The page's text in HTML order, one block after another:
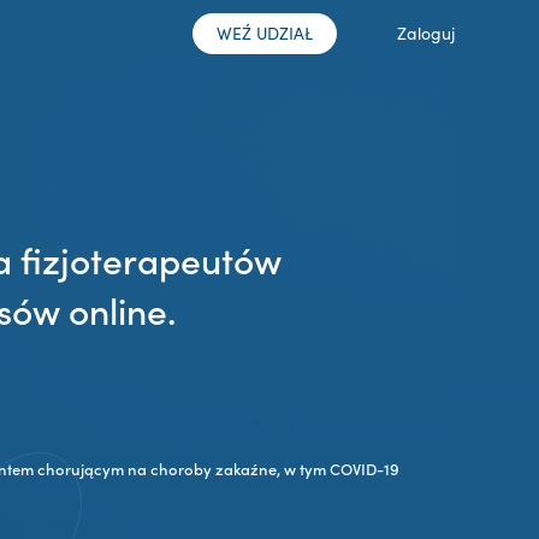
WEŹ UDZIAŁ Zaloguj
fizjoterapeutów
online.
chorującym na choroby zakaźne, w tym COVID-19